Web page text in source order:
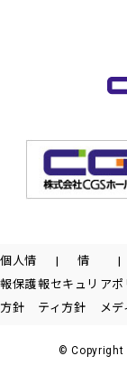
個人情
報保護
方針
情
報セキュリ
ティ方針
ア
メ
© Copyright